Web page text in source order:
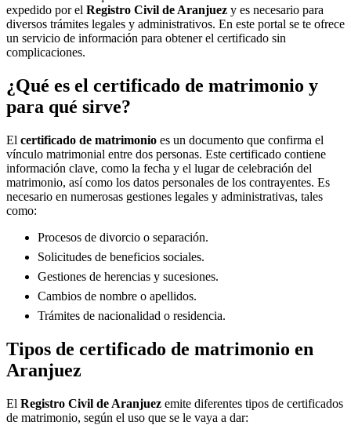
expedido por el Registro Civil de Aranjuez y es necesario para
diversos trámites legales y administrativos. En este portal se te ofrece
un servicio de información para obtener el certificado sin
complicaciones.
¿Qué es el certificado de matrimonio y
para qué sirve?
El certificado de matrimonio es un documento que confirma el
vínculo matrimonial entre dos personas. Este certificado contiene
información clave, como la fecha y el lugar de celebración del
matrimonio, así como los datos personales de los contrayentes. Es
necesario en numerosas gestiones legales y administrativas, tales
como:
Procesos de divorcio o separación.
Solicitudes de beneficios sociales.
Gestiones de herencias y sucesiones.
Cambios de nombre o apellidos.
Trámites de nacionalidad o residencia.
Tipos de certificado de matrimonio en
Aranjuez
El Registro Civil de Aranjuez emite diferentes tipos de certificados
de matrimonio, según el uso que se le vaya a dar: